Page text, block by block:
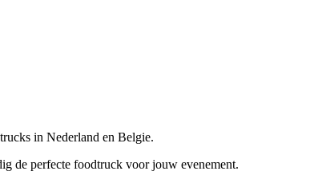
in Nederland en Belgie.
de perfecte foodtruck voor jouw evenement.